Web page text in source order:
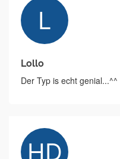
Lollo
Der Typ is echt genial...^^